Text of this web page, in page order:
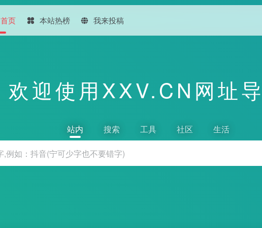
首页 本站热榜 我来投稿
欢迎使用XXV.CN网址
站内 搜索 工具 社区 生活